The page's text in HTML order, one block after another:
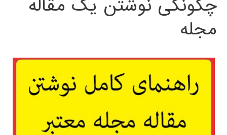
چگونگی نوشتن یک مقاله
مجله